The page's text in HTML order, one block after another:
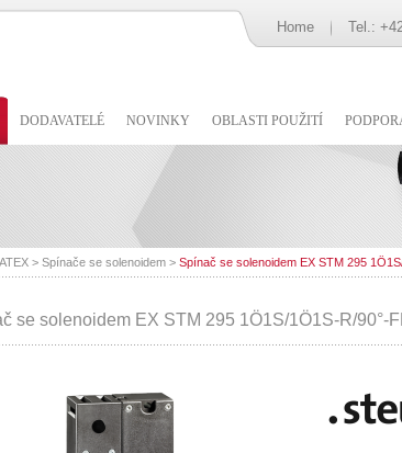
Home Tel.:
DODAVATELÉ NOVINKY OBLASTI POUŽITÍ
> Spínače se solenoidem> Spínač se solenoidem EX STM 295
se solenoidem EX STM 295 1Ö1S/1Ö1S-R/90°-